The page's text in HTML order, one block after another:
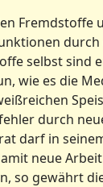
selbst sind
wie es die
durch
darf in
neue
so gewährt